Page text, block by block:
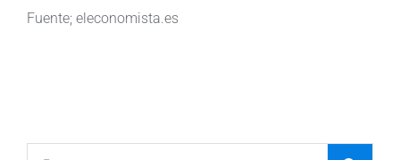
Fuente; eleconomista.es